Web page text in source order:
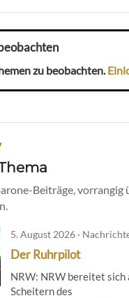
zu beobachten.
Beiträge,
5. August 2026 ·
Der Ruhrpilot
NRW: NRW bereitet sich
Scheitern des